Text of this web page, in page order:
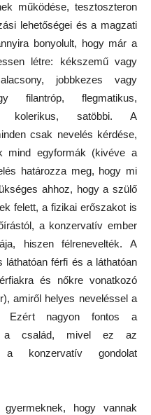
működése, tesztoszteron
lehetőségei és a magzati
bonyolult, hogy már a
létre: kékszemű vagy
jobbkezes vagy
filantróp, flegmatikus,
kolerikus, satöbbi. A
csak nevelés kérdése,
mind egyformák (kivéve a
határozza meg, hogy mi
ahhoz, hogy a szülő
felett, a fizikai erőszakot is
a konzervatív ember
hiszen félrenevelték. A
férfi és a láthatóan
és nőkre vonatkozó
amiről helyes neveléssel a
Ezért nagyon fontos a
a család, mivel ez az
a konzervatív gondolat
hogy vannak